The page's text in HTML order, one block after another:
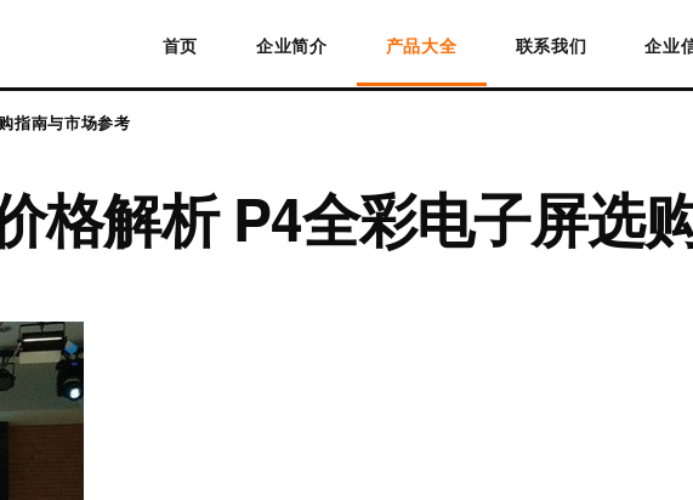
首页 企业简介 产品大全 联系我们 企业
指南与市场参考
格解析 P4全彩电子屏选